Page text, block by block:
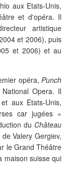
aux Etats-Unis,
et d'opéra. Il
artistique
et 2006), puis
et 2006) et au
opéra, Punch
Opera. Il
aux Etats-Unis,
car jugées «
du Château
Valery Gergiev,
le Grand Théâtre
maison suisse qui